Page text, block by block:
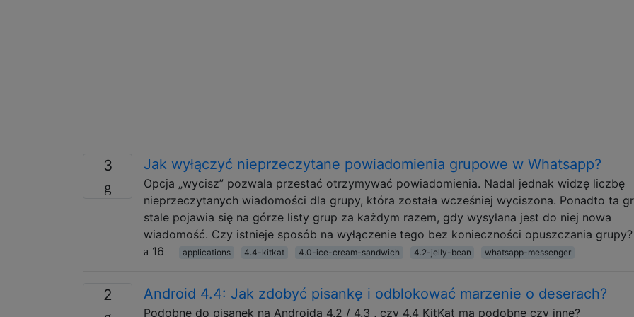
3 Jak wyłączyć nieprzeczytane powiadomienia grupowe w Whatsapp?
Opcja „wycisz” pozwala przestać otrzymywać powiadomienia. Nadal jednak widzę liczbę
nieprzeczytanych wiadomości dla grupy, która została wcześniej wyciszona. Ponadto ta
stale pojawia się na górze listy grup za każdym razem, gdy wysyłana jest do niej nowa
wiadomość. Czy istnieje sposób na wyłączenie tego bez konieczności opuszczania grupy?
16
applications 4.4-kitkat 4.0-ice-cream-sandwich 4.2-jelly-bean whatsapp-messenger
2 Android 4.4: Jak zdobyć pisankę i odblokować marzenie o deserach?
Podobne do pisanek na Androida 4.2 / 4.3 , czy 4.4 KitKat ma podobne czy inne?